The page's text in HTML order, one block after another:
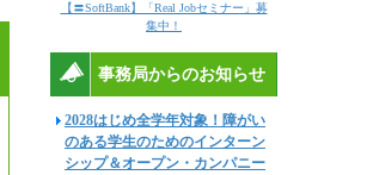
【〓SoftBank】「Real Jobセミナー」募
集中！
事務局からのお知らせ
2028はじめ全学年対象！障がい
のある学生のためのインターン
シップ＆オープン・カンパニー